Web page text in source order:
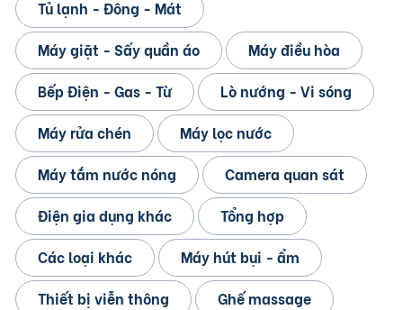
Tủ lạnh - Đông - Mát
Máy giặt - Sấy quần áo
Máy điều hòa
Bếp Điện - Gas - Từ
Lò nướng - Vi sóng
Máy rửa chén
Máy lọc nước
Máy tắm nước nóng
Camera quan sát
Điện gia dụng khác
Tổng hợp
Các loại khác
Máy hút bụi - ẩm
Thiết bị viễn thông
Ghế massage